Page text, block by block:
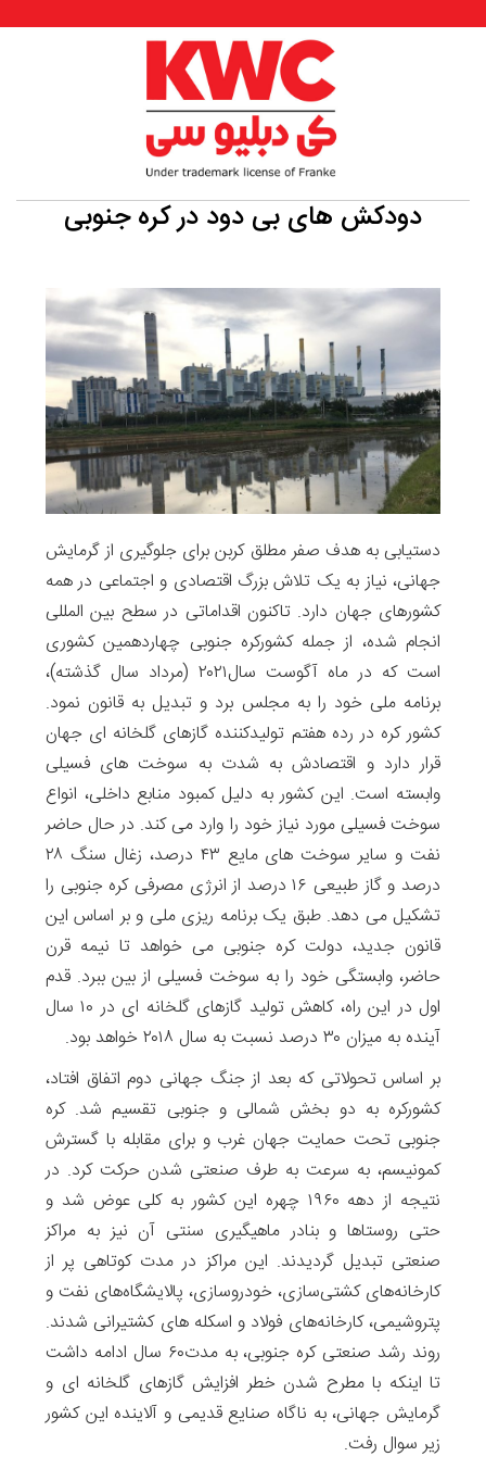
دودکش های بی دود در کره جنوبی
دستیابی به هدف صفر مطلق کربن برای جلوگیری از گرمایش
جهانی، نیاز به یک تلاش بزرگ اقتصادی و اجتماعی در همه
کشورهای جهان دارد. تاکنون اقداماتی در سطح بین المللی
انجام شده، از جمله کشورکره جنوبی چهاردهمین کشوری
است که در ماه آگوست سال۲۰۲۱ (مرداد سال گذشته)،
برنامه ملی خود را به مجلس برد و تبدیل به قانون نمود.
کشور کره در رده هفتم تولیدکننده گازهای گلخانه ای جهان
قرار دارد و اقتصادش به شدت به سوخت های فسیلی
وابسته است. این کشور به دلیل کمبود منابع داخلی، انواع
سوخت فسیلی مورد نیاز خود را وارد می کند. در حال حاضر
نفت و سایر سوخت های مایع ۴۳ درصد، زغال سنگ ۲۸
درصد و گاز طبیعی ۱۶ درصد از انرژی مصرفی کره جنوبی را
تشکیل می دهد. طبق یک برنامه ریزی ملی و بر اساس این
قانون جدید، دولت کره جنوبی می خواهد تا نیمه قرن
حاضر، وابستگی خود را به سوخت فسیلی از بین ببرد. قدم
اول در این راه، کاهش تولید گازهای گلخانه ای در ۱۰ سال
آینده به میزان ۳۰ درصد نسبت به سال ۲۰۱۸ خواهد بود.
بر اساس تحولاتی که بعد از جنگ جهانی دوم اتفاق افتاد،
کشورکره به دو بخش شمالی و جنوبی تقسیم شد. کره
جنوبی تحت حمایت جهان غرب و برای مقابله با گسترش
کمونیسم، به سرعت به طرف صنعتی شدن حرکت کرد. در
نتیجه از دهه ۱۹۶۰ چهره این کشور به کلی عوض شد و
حتی روستاها و بنادر ماهیگیری سنتی آن نیز به مراکز
صنعتی تبدیل گردیدند. این مراکز در مدت کوتاهی پر از
کارخانه‌های کشتی‌سازی، خودروسازی، پالایشگاه‌های نفت و
پتروشیمی، کارخانه‌های فولاد و اسکله های کشتیرانی شدند.
روند رشد صنعتی کره جنوبی، به مدت۶۰ سال ادامه داشت
تا اینکه با مطرح شدن خطر افزایش گازهای گلخانه ای و
گرمایش جهانی، به ناگاه صنایع قدیمی و آلاینده این کشور
زیر سوال رفت.